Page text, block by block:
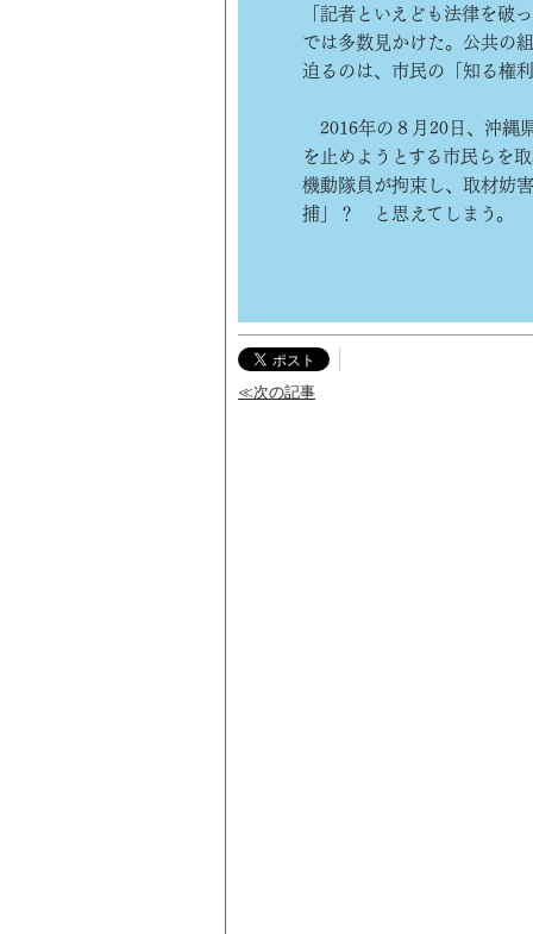
「記者といえども法律を破
では多数見かけた。公共の
迫るのは、市民の「知る権
2016年の８月20日、沖縄
を止めようとする市民らを
機動隊員が拘束し、取材妨
捕」？ と思えてしまう。
≪次の記事